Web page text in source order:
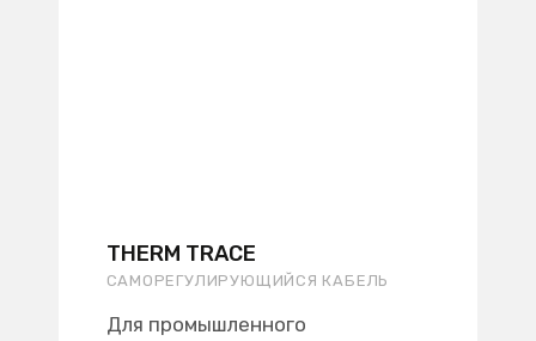
THERM TRACE
САМОРЕГУЛИРУЮЩИЙСЯ КАБЕЛЬ
Для промышленного